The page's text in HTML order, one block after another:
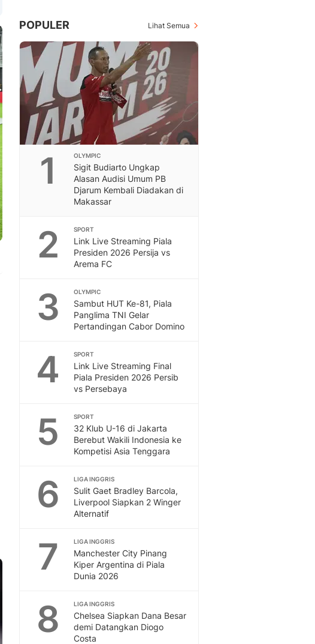
POPULER Lihat Semua
1 OLYMPIC
Sigit Budiarto Ungkap
Alasan Audisi Umum PB
Djarum Kembali Diadakan di
Makassar
2 SPORT
Link Live Streaming Piala
Presiden 2026 Persija vs
Arema FC
3 OLYMPIC
Sambut HUT Ke-81, Piala
Panglima TNI Gelar
Pertandingan Cabor Domino
4 SPORT
Link Live Streaming Final
Piala Presiden 2026 Persib
vs Persebaya
5 SPORT
32 Klub U-16 di Jakarta
Berebut Wakili Indonesia ke
Kompetisi Asia Tenggara
6 LIGA INGGRIS
Sulit Gaet Bradley Barcola,
Liverpool Siapkan 2 Winger
Alternatif
7 LIGA INGGRIS
Manchester City Pinang
Kiper Argentina di Piala
Dunia 2026
8 LIGA INGGRIS
Chelsea Siapkan Dana Besar
demi Datangkan Diogo
Costa